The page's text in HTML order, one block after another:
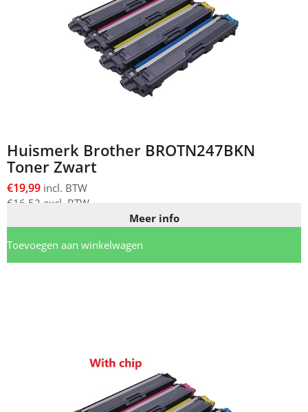
Huismerk Brother BROTN247BKN
Toner Zwart
€19,99 incl. BTW
€16,52 excl. BTW
Meer info
Toevoegen aan winkelwagen